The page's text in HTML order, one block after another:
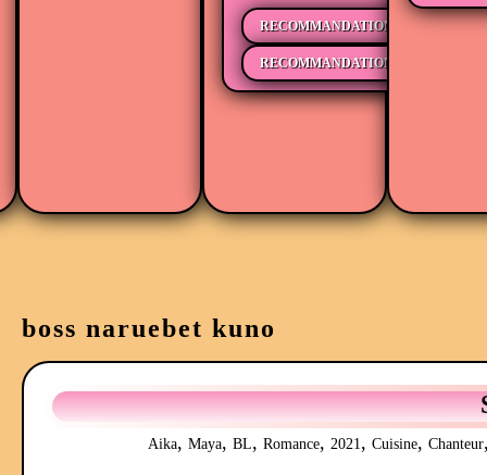
RECOMMANDATIONS MÉDIAS
RECOMMANDATIONS LECTURE
boss naruebet kuno
Aika, Maya, BL, Romance, 2021, Cuisine, Chanteur